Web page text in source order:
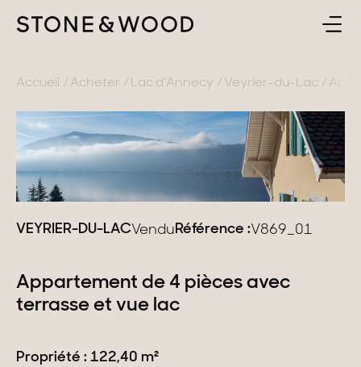
ESTIMER & VENDRE
L'AGENCE
France
Genevois
Pays de Gex
Lac du Bourget
Accueil Acheter Lac d'Annecy Veyrier-du-Lac
VEYRIER-DU-LACVenduRéférence :V869_01
Appartement de 4 pièces avec
terrasse et vue lac
Propriété : 122,40 m²